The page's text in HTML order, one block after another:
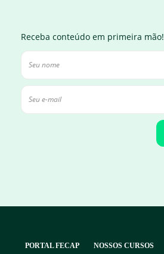
Receba conteúdo em primeira mão!
PORTAL FECAP NOSSOS CURSOS